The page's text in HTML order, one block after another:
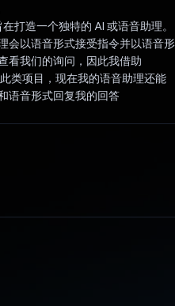
打造一个独特的 AI 或语音助理。
会以语音形式接受指令并以语音形
看我们的询问，因此我借助
类项目，现在我的语音助理还能
语音形式回复我的回答